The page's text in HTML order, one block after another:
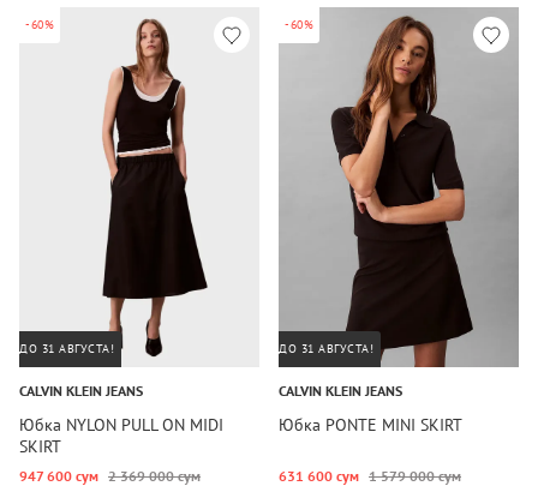
-60%
ДО 31 АВГУСТА!
CALVIN KLEIN JEANS
Юбка NYLON PULL ON MIDI
SKIRT
947 600 сум 2 369 000 сум
-60%
ДО 31 АВГУСТА!
CALVIN KLEIN JEANS
Юбка PONTE MINI SKIRT
631 600 сум 1 579 000 сум